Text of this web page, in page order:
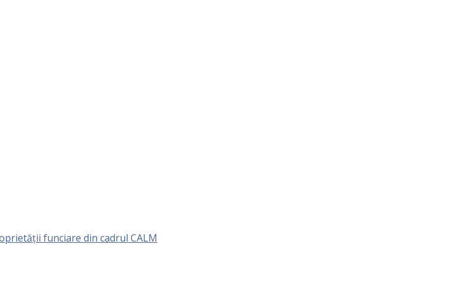
funciare din cadrul CALM